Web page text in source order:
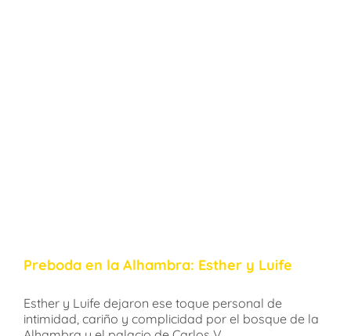
Preboda en la Alhambra: Esther y Luife
Esther y Luife dejaron ese toque personal de
intimidad, cariño y complicidad por el bosque de la